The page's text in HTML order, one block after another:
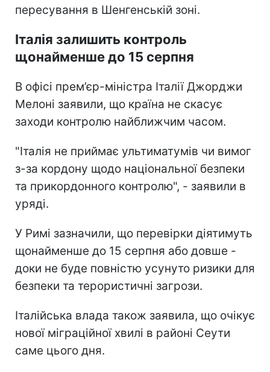
пересування в Шенгенській зоні.
Італія залишить контроль
щонайменше до 15 серпня
В офісі прем’єр-міністра Італії Джорджи
Мелоні заявили, що країна не скасує
заходи контролю найближчим часом.
"Італія не приймає ультиматумів чи вимог
з-за кордону щодо національної безпеки
та прикордонного контролю", - заявили в
уряді.
У Римі зазначили, що перевірки діятимуть
щонайменше до 15 серпня або довше -
доки не буде повністю усунуто ризики для
безпеки та терористичні загрози.
Італійська влада також заявила, що очікує
нової міграційної хвилі в районі Сеути
саме цього дня.